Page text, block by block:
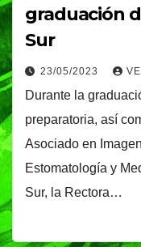
graduación
Sur
23/05/2023
Durante la
preparatoria, así
Asociado en
Estomatología y
Sur, la Rectora…